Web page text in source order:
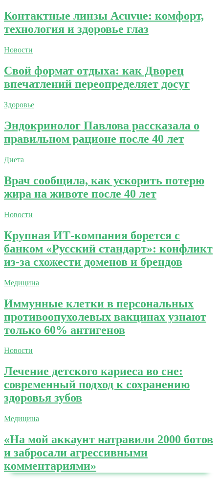
Контактные линзы Acuvue: комфорт,
технология и здоровье глаз
Новости
Свой формат отдыха: как Дворец
впечатлений переопределяет досуг
Здоровье
Эндокринолог Павлова рассказала о
правильном рационе после 40 лет
Диета
Врач сообщила, как ускорить потерю
жира на животе после 40 лет
Новости
Крупная ИТ-компания борется с
банком «Русский стандарт»: конфликт
из-за схожести доменов и брендов
Медицина
Иммунные клетки в персональных
противоопухолевых вакцинах узнают
только 60% антигенов
Новости
Лечение детского кариеса во сне:
современный подход к сохранению
здоровья зубов
Медицина
«На мой аккаунт натравили 2000 ботов
и забросали агрессивными
комментариями»